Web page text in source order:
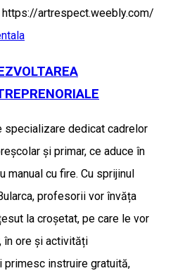
artrespect.weebly.com/
specializare dedicat cadrelor
și primar, ce aduce în
cu fire. Cu sprijinul
profesorii vor învăța
la croșetat, pe care le vor
în ore și activități
primesc instruire gratuită,